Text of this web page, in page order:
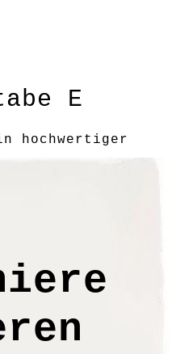
E
hochwertiger
mit viel
Tuch